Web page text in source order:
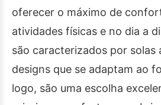
oferecer o máximo de
atividades físicas e no dia a
são caracterizados por solas
designs que se adaptam ao
logo, são uma escolha